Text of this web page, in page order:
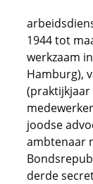
1944 tot
werkzaam
Hamburg),
joodse
ambtenaar
derde